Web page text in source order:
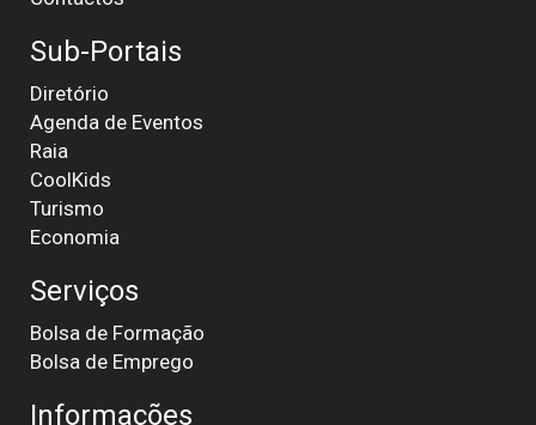
Sub-Portais
Diretório
Agenda de Eventos
Raia
CoolKids
Turismo
Economia
Serviços
Bolsa de Formação
Bolsa de Emprego
Informações